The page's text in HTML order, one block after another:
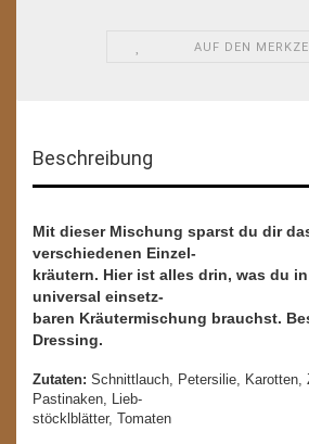
AUF DEN
Beschreibung
Mit dieser Mischung sparst du dir
verschiedenen Einzel-
kräutern. Hier ist alles drin, was du
universal einsetz-
baren Kräutermischung brauchst.
Dressing.
Zutaten: Schnittlauch, Petersilie, Karotten,
Pastinaken, Lieb-
stöcklblätter, Tomaten